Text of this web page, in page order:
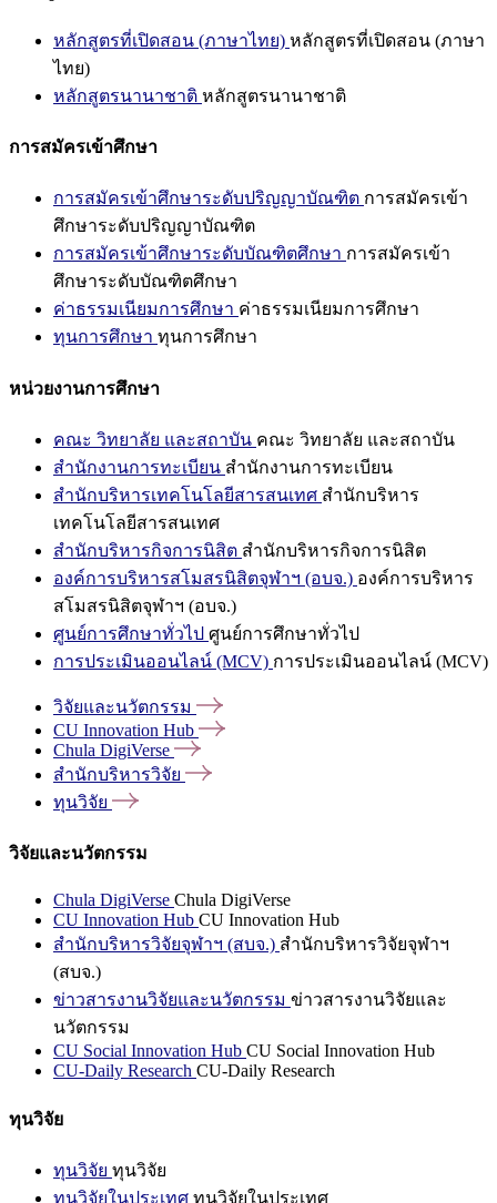
หลักสูตรที่เปิดสอน (ภาษาไทย) หลักสูตรที่เปิดสอน (ภาษา
ไทย)
หลักสูตรนานาชาติ หลักสูตรนานาชาติ
การสมัครเข้าศึกษา
การสมัครเข้าศึกษาระดับปริญญาบัณฑิต การสมัครเข้า
ศึกษาระดับปริญญาบัณฑิต
การสมัครเข้าศึกษาระดับบัณฑิตศึกษา การสมัครเข้า
ศึกษาระดับบัณฑิตศึกษา
ค่าธรรมเนียมการศึกษา ค่าธรรมเนียมการศึกษา
ทุนการศึกษา ทุนการศึกษา
หน่วยงานการศึกษา
คณะ วิทยาลัย และสถาบัน คณะ วิทยาลัย และสถาบัน
สำนักงานการทะเบียน สำนักงานการทะเบียน
สำนักบริหารเทคโนโลยีสารสนเทศ สำนักบริหาร
เทคโนโลยีสารสนเทศ
สำนักบริหารกิจการนิสิต สำนักบริหารกิจการนิสิต
องค์การบริหารสโมสรนิสิตจุฬาฯ (อบจ.) องค์การบริหาร
สโมสรนิสิตจุฬาฯ (อบจ.)
ศูนย์การศึกษาทั่วไป ศูนย์การศึกษาทั่วไป
การประเมินออนไลน์ (MCV) การประเมินออนไลน์ (MCV)
วิจัยและนวัตกรรม
CU Innovation Hub
Chula DigiVerse
สำนักบริหารวิจัย
ทุนวิจัย
วิจัยและนวัตกรรม
Chula DigiVerse Chula DigiVerse
CU Innovation Hub CU Innovation Hub
สำนักบริหารวิจัยจุฬาฯ (สบจ.) สำนักบริหารวิจัยจุฬาฯ
(สบจ.)
ข่าวสารงานวิจัยและนวัตกรรม ข่าวสารงานวิจัยและ
นวัตกรรม
CU Social Innovation Hub CU Social Innovation Hub
CU-Daily Research CU-Daily Research
ทุนวิจัย
ทุนวิจัย ทุนวิจัย
ทุนวิจัยในประเทศ ทุนวิจัยในประเทศ